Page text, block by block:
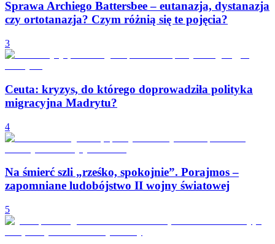
Sprawa Archiego Battersbee – eutanazja, dystanazja
czy ortotanazja? Czym różnią się te pojęcia?
3
Ceuta: kryzys, do którego doprowadziła polityka
migracyjna Madrytu?
4
Na śmierć szli „rześko, spokojnie”. Porajmos –
zapomniane ludobójstwo II wojny światowej
5